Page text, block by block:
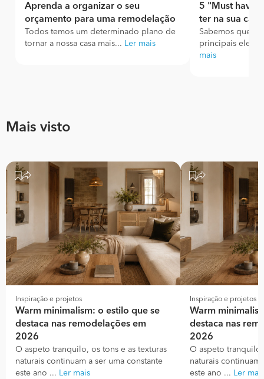
Aprenda a organizar o seu
orçamento para uma remodelação
Todos temos um determinado plano de
tornar a nossa casa mais... Ler mais
5 "Must
ter na sua casa
Sabemos que
principais
mais
Mais visto
Inspiração e projetos
Warm minimalism: o estilo que se
destaca nas remodelações em
2026
O aspeto tranquilo, os tons e as texturas
naturais continuam a ser uma constante
este ano ... Ler mais
Inspiração e projetos
Warm
destaca nas
2026
O aspeto
naturais continuam
este ano ... Ler mais